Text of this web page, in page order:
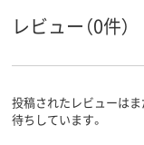
インク種
類
水性顔料ゲ
インク色 黒、赤、青、緑
レビュー（0件）
投稿されたレビューは
待ちしています。